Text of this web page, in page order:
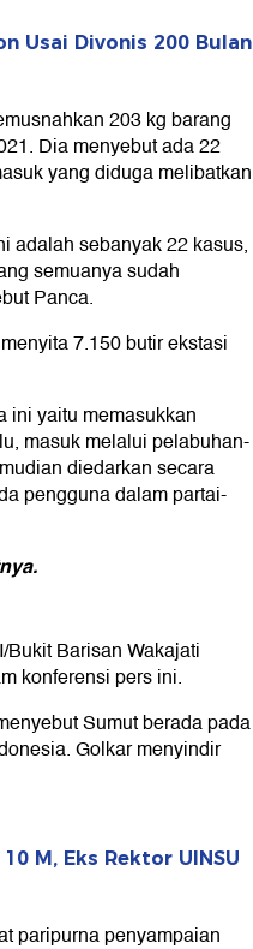
Usai Divonis 200 Bulan
203 kg barang
Dia menyebut ada 22
yang diduga melibatkan
adalah sebanyak 22 kasus,
semuanya sudah
Panca.
7.150 butir ekstasi
ini yaitu memasukkan
masuk melalui pelabuhan-
diedarkan secara
pengguna dalam partai-
Bukit Barisan Wakajati
konferensi pers ini.
Sumut berada pada
Golkar menyindir
M, Eks Rektor UINSU
paripurna penyampaian